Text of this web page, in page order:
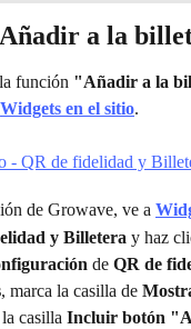
a la
función "Añadir a la
Widgets en el sitio.
de Growave, ve a
y Billetera y haz
de QR de
, marca la casilla de
casilla Incluir botón